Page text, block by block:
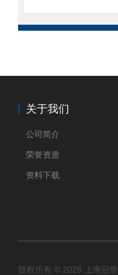
关于我们
公司简介
荣誉资质
资料下载
版权所有 © 2026 上海冠